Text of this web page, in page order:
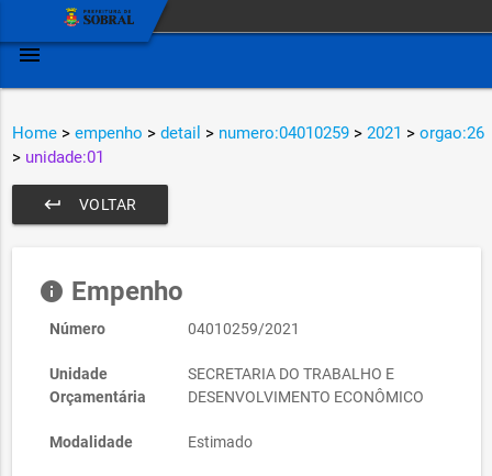
menu
Home > empenho > detail > numero:04010259 > 2021 > orgao:26
> unidade:01
VOLTAR
keyboard_return
info Empenho
Número 04010259/2021
Unidade
Orçamentária
SECRETARIA DO TRABALHO E
DESENVOLVIMENTO ECONÔMICO
Modalidade Estimado